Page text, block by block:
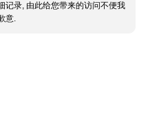
记录, 由此给您带来的访问不便我
意.